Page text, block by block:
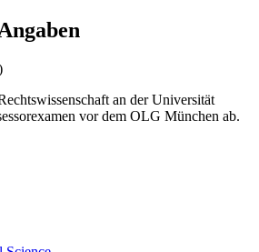
an der Universität
vor dem OLG München ab.